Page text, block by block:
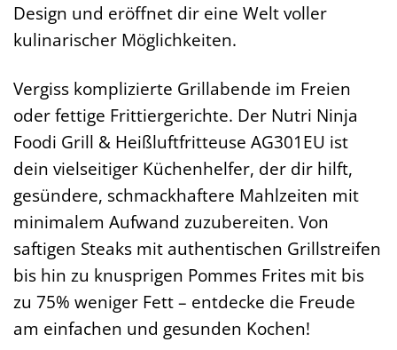
Design und eröffnet dir eine Welt voller
kulinarischer Möglichkeiten.
Vergiss komplizierte Grillabende im Freien
oder fettige Frittiergerichte. Der Nutri Ninja
Foodi Grill & Heißluftfritteuse AG301EU ist
dein vielseitiger Küchenhelfer, der dir hilft,
gesündere, schmackhaftere Mahlzeiten mit
minimalem Aufwand zuzubereiten. Von
saftigen Steaks mit authentischen Grillstreifen
bis hin zu knusprigen Pommes Frites mit bis
zu 75% weniger Fett – entdecke die Freude
am einfachen und gesunden Kochen!